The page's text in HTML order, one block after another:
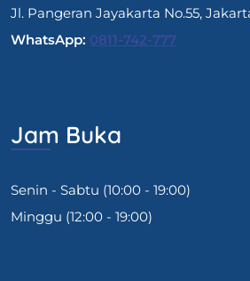
Jl. Pangeran Jayakarta No.55,
WhatsApp: 0811-742-777
Jam Buka
Senin - Sabtu (10:00 - 19:00)
Minggu (12:00 - 19:00)